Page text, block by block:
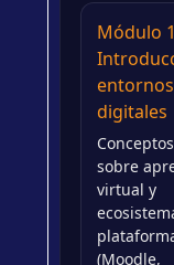
Módulo
entornos
digitales
sobre
virtual y
(Moodle,